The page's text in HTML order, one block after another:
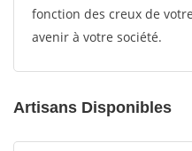
fonction des creux de
avenir à votre société.
Artisans Disponibles